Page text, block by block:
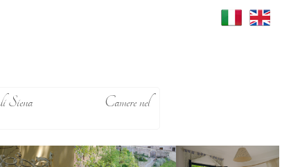
Siena Camere nel